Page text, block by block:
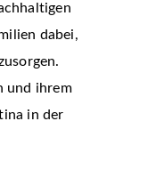
dabei,
und ihrem
in der